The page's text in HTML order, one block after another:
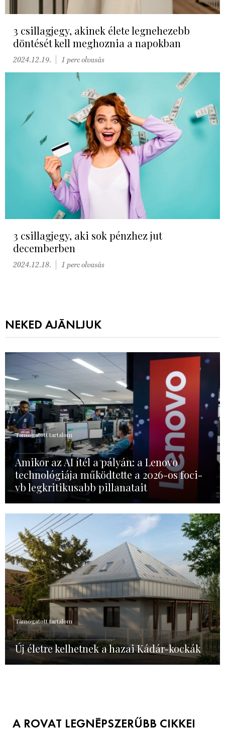
3 csillagjegy, akinek élete legnehezebb
döntését kell meghoznia a napokban
2024.12.19. 1 perc olvasás
3 csillagjegy, aki sok pénzhez jut
decemberben
2024.12.18. 1 perc olvasás
NEKED AJÁNLJUK
Támogatott tartalom
Amikor az AI ítél a pályán: a Lenovo
technológiája működtette a 2026-os foci-
vb legkritikusabb pillanatait
Támogatott tartalom
Új életre kelhetnek a hazai Kádár-kockák
A ROVAT LEGNÉPSZERŰBB CIKKEI